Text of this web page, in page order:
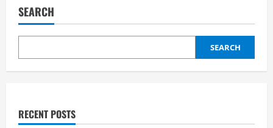
SEARCH
SEARCH
RECENT POSTS